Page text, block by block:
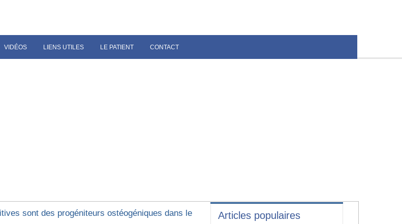
VIDÉOS LIENS UTILES LE PATIENT CONTACT
sont des progéniteurs ostéogéniques dans le
Articles populaires